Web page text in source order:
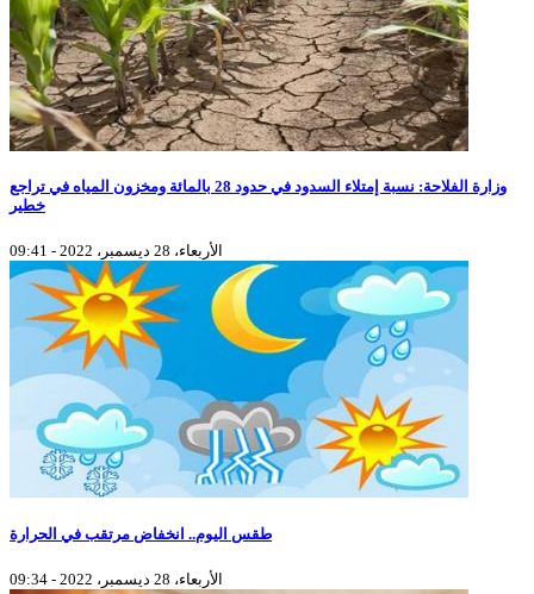
وزارة الفلاحة: نسبة إمتلاء السدود في حدود 28 بالمائة ومخزون المياه في تراجع
خطير
الأربعاء، 28 ديسمبر، 2022 - 09:41
طقس اليوم.. انخفاض مرتقب في الحرارة
الأربعاء، 28 ديسمبر، 2022 - 09:34